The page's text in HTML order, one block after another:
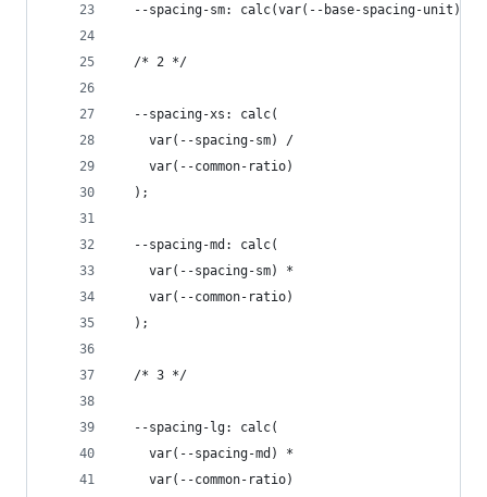
  --spacing-sm: calc(var(--base-spacing-unit));
  /* 2 */
  --spacing-xs: calc(
    var(--spacing-sm) /
    var(--common-ratio)
  );
  --spacing-md: calc(
    var(--spacing-sm) *
    var(--common-ratio)
  );
  /* 3 */
  --spacing-lg: calc(
    var(--spacing-md) *
    var(--common-ratio)